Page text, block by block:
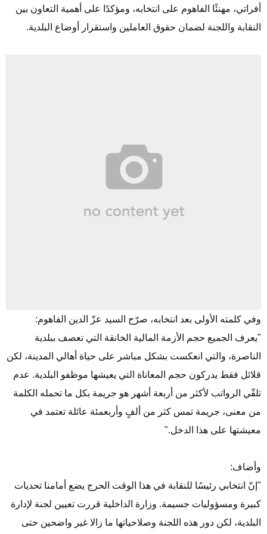
أفراتي، مهنئًا الفاهوم على انتخابه، ومؤكدًا على أهمية التعاون بين
النقابة واللجنة لضمان حقوق العاملين واستقرار أوضاع البلدية.
وفي كلمته الأولى بعد انتخابه، صرّح السيد عزّ الدين الفاهوم:
"يعرف الجميع حجم الأزمة المالية الخانقة التي تعصف ببلدية
الناصرة، والتي انعكست بشكل مباشر على حياة أهالي المدينة، لكن
قلائل فقط يدركون حجم المعاناة التي يعيشها موظفو البلدية. عدم
تلقّي الرواتب لأكثر من أربعة أشهر هو جريمة بكل ما تحمله الكلمة
من معنى، جريمة تمس كثر من ألفٍ وأربعمئة عائلة تعتمد في
معيشتها على هذا الدخل."
وأضاف:
" إنّ انتخابي رئيسًا للنقابة في هذا الوقت الحرج يضع أمامنا تحديات
كبيرة ومسؤوليات جسيمة. وزارة الداخلية قررت تعيين لجنة لإدارة
البلدية، لكن دور هذه اللجنة وصلاحياتها ما زالا غير واضحين حتى